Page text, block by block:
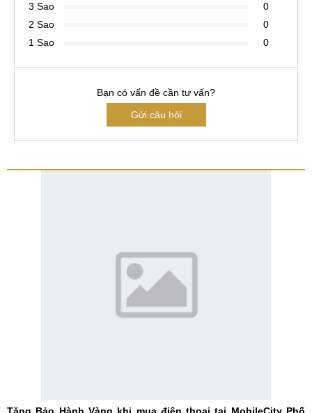
3 Sao
0
2 Sao
0
1 Sao
0
Bạn có vấn đề cần tư vấn?
Gửi câu hỏi